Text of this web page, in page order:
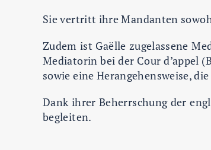
Sie vertritt ihre Mandanten
Zudem ist Gaëlle zugelassene
Mediatorin bei der Cour d’appel
sowie eine Herangehensweise,
Dank ihrer Beherrschung der
begleiten.